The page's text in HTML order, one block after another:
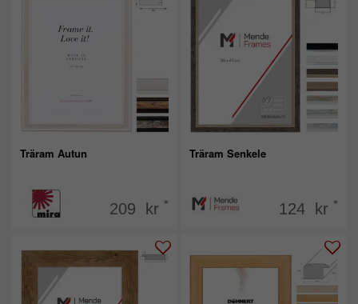
Träram Autun
209 kr *
Träram Senkele
124 kr *